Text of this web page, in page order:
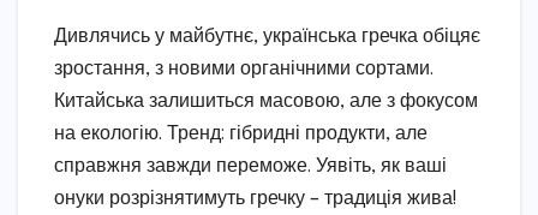
Дивлячись у майбутнє, українська гречка обіцяє
зростання, з новими органічними сортами.
Китайська залишиться масовою, але з фокусом
на екологію. Тренд: гібридні продукти, але
справжня завжди переможе. Уявіть, як ваші
онуки розрізнятимуть гречку – традиція жива!